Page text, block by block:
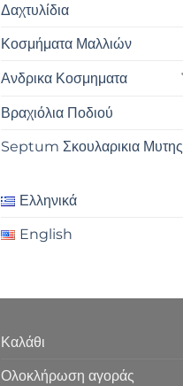
Δαχτυλίδια
Κοσμήματα Μαλλιών
Ανδρικα Κοσμηματα
Βραχιόλια Ποδιού
Septum Σκουλαρικια Μυτης
Ελληνικά
English
Καλάθι
Ολοκλήρωση αγοράς